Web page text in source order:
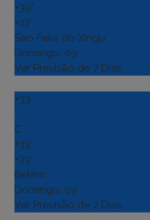
+39°
+22°
Sao Felix do Xingu
Domingo, 09
Ver Previsão de 7 Dias
+33
°
C
+33°
+23°
Belém
Domingo, 09
Ver Previsão de 7 Dias